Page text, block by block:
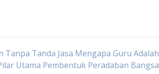
Tanpa Tanda Jasa Mengapa Guru Adalah
Utama Pembentuk Peradaban Bangsa